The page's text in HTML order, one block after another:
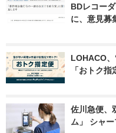
BDレコー
に、意見募
LOHACO
「おトク指
佐川急便、
ム」 シャ